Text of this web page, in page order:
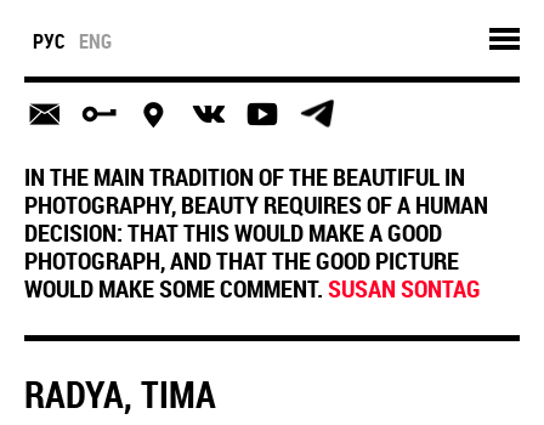
РУС ENG
IN THE MAIN TRADITION OF THE BEAUTIFUL IN
PHOTOGRAPHY, BEAUTY REQUIRES OF A HUMAN
DECISION: THAT THIS WOULD MAKE A GOOD
PHOTOGRAPH, AND THAT THE GOOD PICTURE
WOULD MAKE SOME COMMENT.SUSAN SONTAG
RADYA, TIMA